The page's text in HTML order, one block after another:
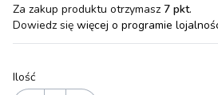
Za zakup produktu otrzymasz 7 pkt.
Dowiedz się więcej o programie
Ilość